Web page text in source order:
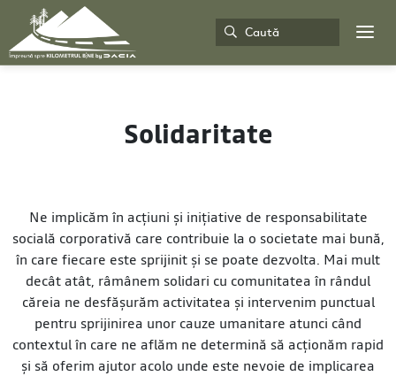
Solidaritate
Ne implicăm în acţiuni şi iniţiative de responsabilitate
socială corporativă care contribuie la o societate mai bună,
în care fiecare este sprijinit şi se poate dezvolta. Mai mult
decât atât, râmânem solidari cu comunitatea în rândul
căreia ne desfăşurăm activitatea şi intervenim punctual
pentru sprijinirea unor cauze umanitare atunci când
contextul în care ne aflăm ne determină să acţionăm rapid
şi să oferim ajutor acolo unde este nevoie de implicarea